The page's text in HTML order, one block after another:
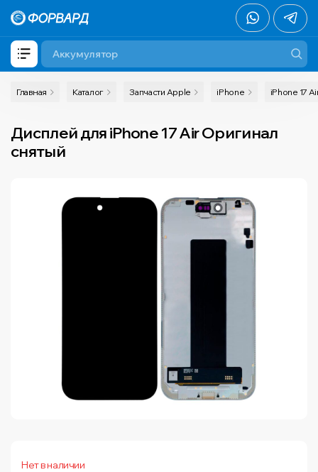
Главная Каталог Запчасти Apple iPhone iPhone 17
Дисплей для iPhone 17 Air Оригинал
снятый
Нет в наличии